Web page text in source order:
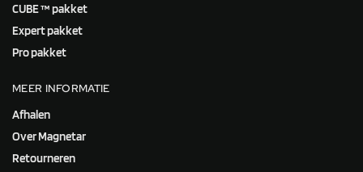
CUBE ™ pakket
Expert pakket
Pro pakket
MEER INFORMATIE
Afhalen
Over Magnetar
Retourneren